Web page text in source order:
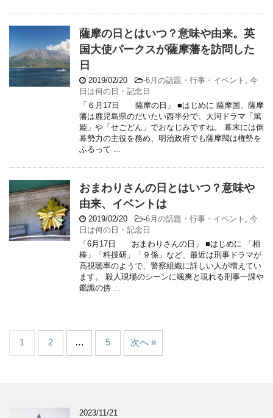
薩摩の日とはいつ？意味や由来。英
国大使パークスが薩摩藩を訪問した
日
2019/02/20 -6月の話題・行事・イベント , 今
日は何の日・記念日
「６月17日 薩摩の日」 ■はじめに 薩摩国、薩摩
藩は鹿児島県のだいたい西半分で、大河ドラマ「篤
姫」や「せごどん」でおなじみですね。 幕末には倒
幕勢力の主役を務め、明治政府でも薩摩閥は権勢を
ふるって ...
おまわりさんの日とはいつ？意味や
由来、イベントは
2019/02/20 -6月の話題・行事・イベント , 今
日は何の日・記念日
「6月17日 おまわりさんの日」 ■はじめに 「相
棒」「科捜研」「９係」など、最近は刑事ドラマが
高視聴率のようで、警察組織に詳しい人が増えてい
ます。 殺人現場のシーンに颯爽と現れる刑事一課や
鑑識の傍 ...
1 2 … 5 次へ »
2023/11/21